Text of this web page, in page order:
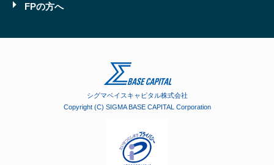
FPの方へ
シグマベイスキャピタル株式会社
Copyright (C) SIGMA BASE CAPITAL Corporation